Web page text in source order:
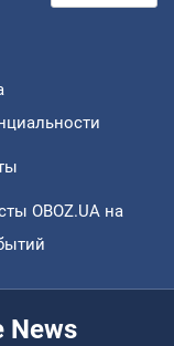
OBOZ.UA на
News